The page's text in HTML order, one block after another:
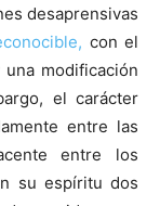
desaprensivas
con el
modificación
el carácter
entre las
entre los
su espíritu dos